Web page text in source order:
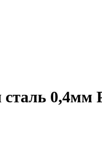
сталь